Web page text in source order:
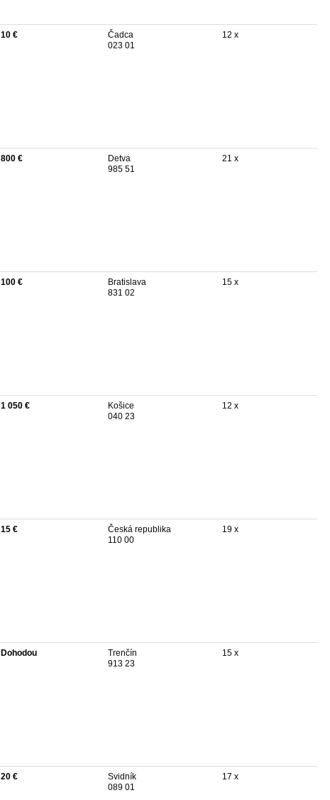
10 €
Čadca
023 01
12 x
800 €
Detva
985 51
21 x
100 €
Bratislava
831 02
15 x
1 050 €
Košice
040 23
12 x
15 €
Česká republika
110 00
19 x
Dohodou
Trenčín
913 23
15 x
20 €
Svidník
089 01
17 x